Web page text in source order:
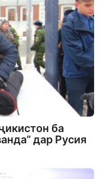
ба
дар Русия